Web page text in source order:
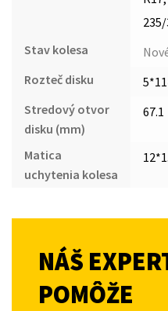
Stav kolesa
Rozteč disku
Stredový otvor
disku (mm)
67.1
Matica
uchytenia kolesa
NÁŠ
POMÔŽE